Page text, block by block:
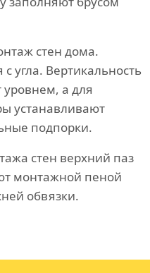
стен дома.
угла. Вертикальность
а для
устанавливают
подпорки.
стен верхний паз
монтажной пеной
обвязки.